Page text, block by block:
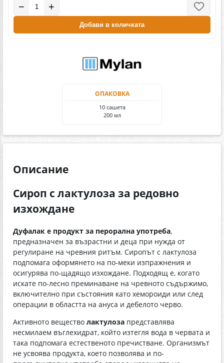
− +
Добави в количката
ОПАКОВКА
10 сашета
200 мл
Описание
Сироп с лактулоза за редовно
изхождане
Дуфалак е продукт за перорална употреба,
предназначен за възрастни и деца при нужда от
регулиране на чревния ритъм. Сиропът с лактулоза
подпомага оформянето на по-меки изпражнения и
осигурява по-щадящо изхождане. Подходящ е, когато
искате по-лесно преминаване на чревното съдържимо,
включително при състояния като хемороиди или след
операции в областта на ануса и дебелото черво.
Активното вещество лактулоза представлява
несмилаем въглехидрат, който изтегля вода в червата и
така подпомага естественото пречистване. Организмът
не усвоява продукта, което позволява и по-